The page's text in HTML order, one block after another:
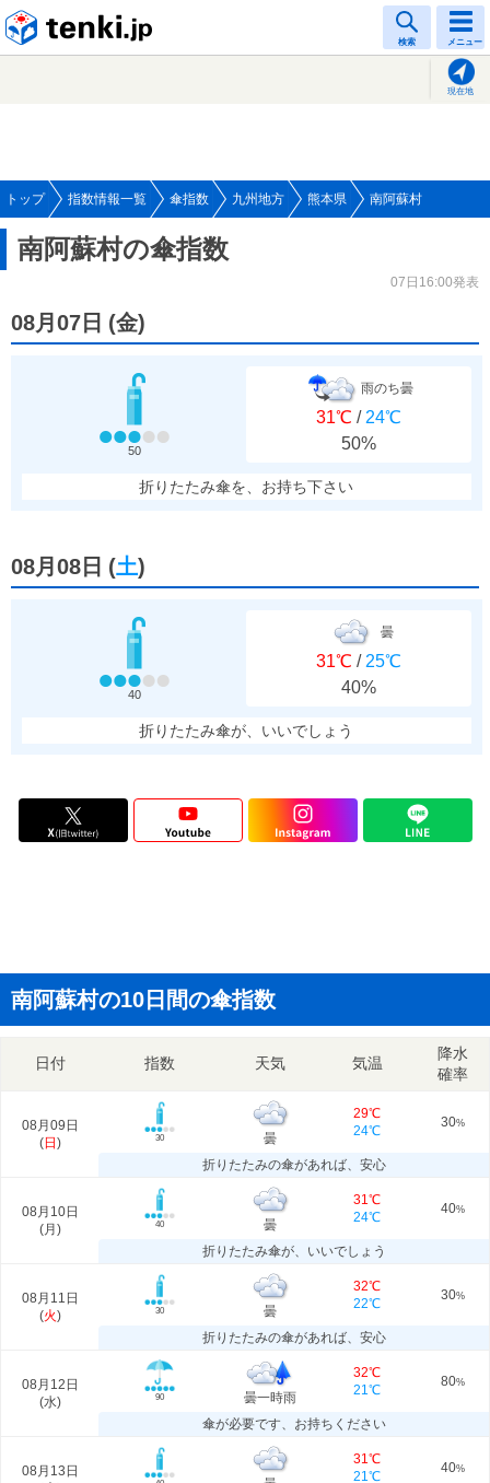
検索 メニュー
現在地
トップ 指数情報一覧 傘指数 九州地方 熊本県 南阿蘇村
南阿蘇村の傘指数
07日16:00発表
08月07日 (金)
50
雨のち曇
31℃ / 24℃
50%
折りたたみ傘を、お持ち下さい
08月08日 (土)
40
曇
31℃ / 25℃
40%
折りたたみ傘が、いいでしょう
南阿蘇村の10日間の傘指数
日付 指数 天気 気温
降水
確率
08月09日
(日 ) 30 曇
29℃
24℃
30%
折りたたみの傘があれば、安心
08月10日
(月 ) 40 曇
31℃
24℃
40%
折りたたみ傘が、いいでしょう
08月11日
(火) 30 曇
32℃
22℃
30%
折りたたみの傘があれば、安心
08月12日
(水) 90 曇一時雨
32℃
21℃
80%
傘が必要です、お持ちください
08月13日
31℃
21℃
40%